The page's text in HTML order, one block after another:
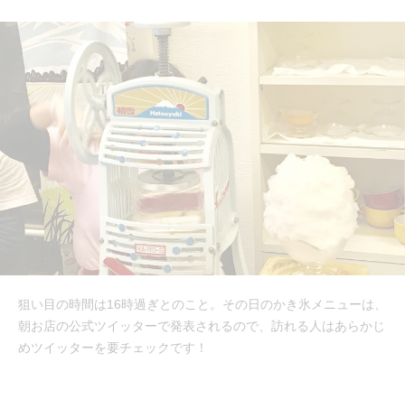
狙い目の時間は16時過ぎとのこと。その日のかき氷メニューは、
朝お店の公式ツイッターで発表されるので、訪れる人はあらかじ
めツイッターを要チェックです！